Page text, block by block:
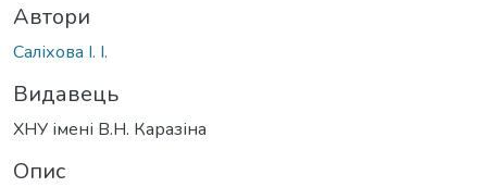
Автори
Саліхова І. І.
Видавець
ХНУ імені В.Н. Каразіна
Опис